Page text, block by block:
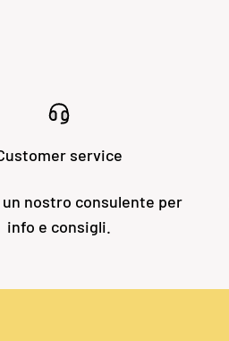
service
nostro consulente per
info e consigli.